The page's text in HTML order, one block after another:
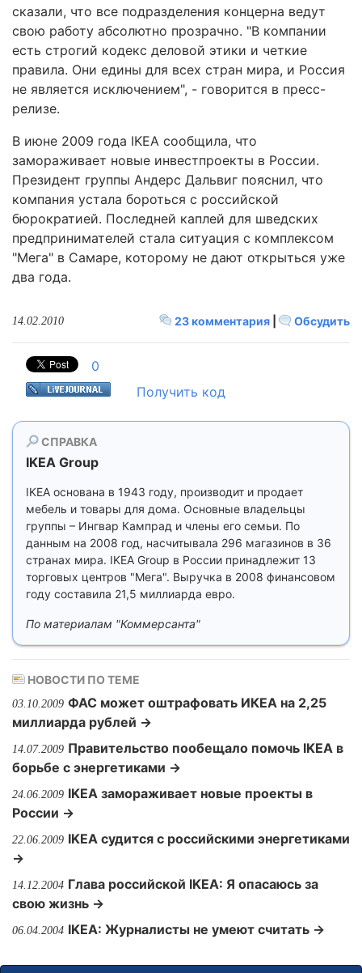
сказали, что все подразделения концерна ведут
свою работу абсолютно прозрачно. "В компании
есть строгий кодекс деловой этики и четкие
правила. Они едины для всех стран мира, и Россия
не является исключением", - говорится в пресс-
релизе.
В июне 2009 года IKEA сообщила, что
замораживает новые инвестпроекты в России.
Президент группы Андерс Дальвиг пояснил, что
компания устала бороться с российской
бюрократией. Последней каплей для шведских
предпринимателей стала ситуация с комплексом
"Мега" в Самаре, которому не дают открыться уже
два года.
23 комментария Обсудить
14.02.2010
0
Получить код
СПРАВКА
IKEA Group
IKEA основана в 1943 году, производит и продает
мебель и товары для дома. Основные владельцы
группы – Ингвар Кампрад и члены его семьи. По
данным на 2008 год, насчитывала 296 магазинов в 36
странах мира. IKEA Group в России принадлежит 13
торговых центров "Мега". Выручка в 2008 финансовом
году составила 21,5 миллиарда евро.
По материалам "Коммерсанта"
НОВОСТИ ПО ТЕМЕ
03.10.2009 ФАС может оштрафовать ИКЕА на 2,25
миллиарда рублей →
14.07.2009 Правительство пообещало помочь IKEA в
борьбе с энергетиками →
24.06.2009 IKEA замораживает новые проекты в
России →
22.06.2009 IKEA судится с российскими энергетиками
→
14.12.2004 Глава российской IKEA: Я опасаюсь за
свою жизнь →
06.04.2004 IKEA: Журналисты не умеют считать →